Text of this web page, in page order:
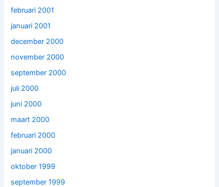
februari 2001
januari 2001
december 2000
november 2000
september 2000
juli 2000
juni 2000
maart 2000
februari 2000
januari 2000
oktober 1999
september 1999